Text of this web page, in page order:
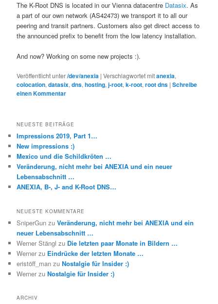
The K-Root DNS is located in our Vienna datacentre Datasix. As
a part of our own network (AS42473) we transport it to all our
peering and transit partners. Customers also get direct access to
the announced prefix to benefit from the low latency installation.
And now? Working on some new projects :).
Veröffentlicht unter/dev/anexia |Verschlagwortet mitanexia,
colocation,datasix,dns,hosting,j-root,k-root,root dns |Schreibe
einen Kommentar
NEUESTE BEITRÄGE
Impressions 2019, Part 1…
New impressions :)
Mexico und die Schildkröten …
Veränderung, nicht mehr bei ANEXIA und ein neuer
Lebensabschnitt …
ANEXIA, B-, J- and K-Root DNS…
NEUESTE KOMMENTARE
SniperGun zuVeränderung, nicht mehr bei ANEXIA und ein
neuer Lebensabschnitt …
Werner Stängl zu Die letzten paar Monate in Bildern …
Werner zu Eindrücke der letzten Monate …
eristöff_man zuNostalgie für Insider :)
Werner zuNostalgie für Insider :)
ARCHIV